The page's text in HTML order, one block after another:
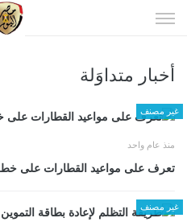
الى
أخبار متداوَلة
غير مصنف
منذ عام واحد
تعرف على مواعيد القطارات على خط
غير مصنف